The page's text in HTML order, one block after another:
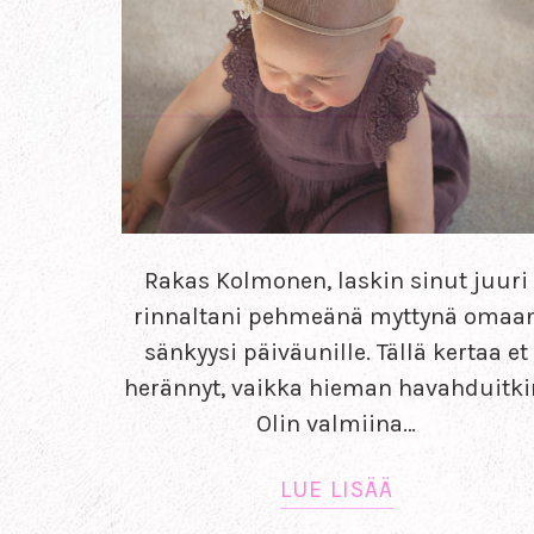
Rakas Kolmonen, laskin sinut juuri
rinnaltani pehmeänä myttynä
sänkyysi päiväunille. Tällä kertaa et
herännyt, vaikka hieman
Olin valmiina…
LUE LISÄÄ